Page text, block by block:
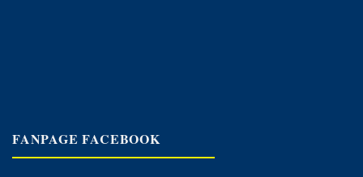
FANPAGE FACEBOOK